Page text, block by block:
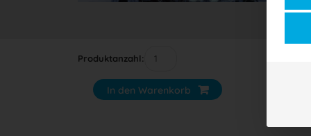
Produktanzahl:
In den Warenkorb